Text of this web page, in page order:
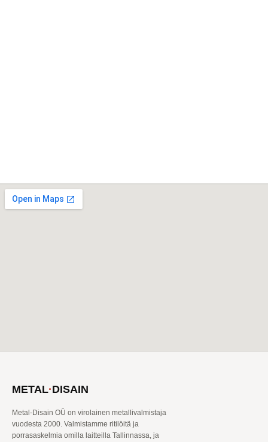
METAL·DISAIN
Metal-Disain OÜ on virolainen metallivalmistaja
vuodesta 2000. Valmistamme ritilöitä ja
porrasaskelmia omilla laitteilla Tallinnassa, ja